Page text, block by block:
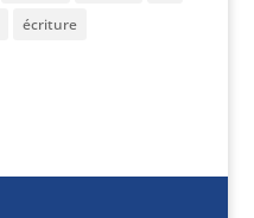
écriture